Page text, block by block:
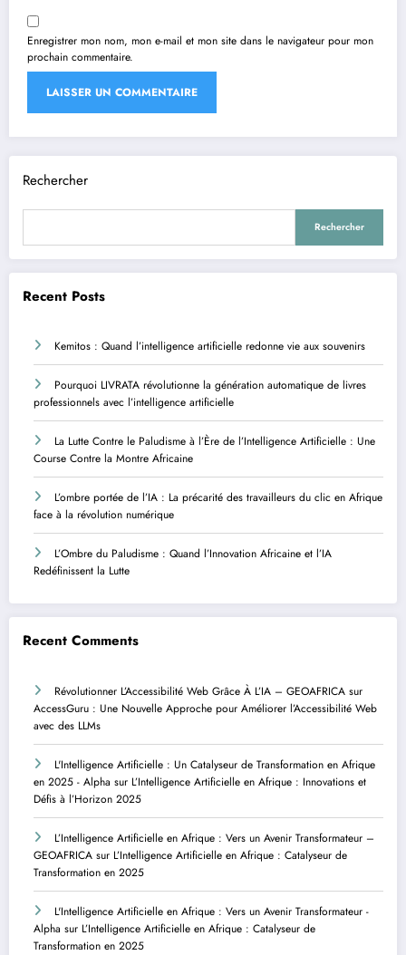
Enregistrer mon nom, mon e-mail et mon site dans le navigateur pour mon
prochain commentaire.
Rechercher
Rechercher
Recent Posts
Kemitos : Quand l’intelligence artificielle redonne vie aux souvenirs
Pourquoi LIVRATA révolutionne la génération automatique de livres
professionnels avec l’intelligence artificielle
La Lutte Contre le Paludisme à l’Ère de l’Intelligence Artificielle : Une
Course Contre la Montre Africaine
L’ombre portée de l’IA : La précarité des travailleurs du clic en Afrique
face à la révolution numérique
L’Ombre du Paludisme : Quand l’Innovation Africaine et l’IA
Redéfinissent la Lutte
Recent Comments
Révolutionner L’Accessibilité Web Grâce À L’IA – GEOAFRICA sur
AccessGuru : Une Nouvelle Approche pour Améliorer l’Accessibilité Web
avec des LLMs
L'Intelligence Artificielle : Un Catalyseur de Transformation en Afrique
en 2025 - Alpha sur L’Intelligence Artificielle en Afrique : Innovations et
Défis à l’Horizon 2025
L’Intelligence Artificielle en Afrique : Vers un Avenir Transformateur –
GEOAFRICA sur L’Intelligence Artificielle en Afrique : Catalyseur de
Transformation en 2025
L'Intelligence Artificielle en Afrique : Vers un Avenir Transformateur -
Alpha sur L’Intelligence Artificielle en Afrique : Catalyseur de
Transformation en 2025